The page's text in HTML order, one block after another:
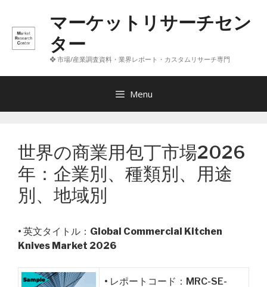
へ
マーケットリサーチセン
ター
❖ 市場/産業調査資料・業界レポート・カスタムリサーチ専門
Menu
世界の商業用包丁市場2026
年：企業別、種類別、用途
別、地域別
• 英文タイトル： Global Commercial Kitchen
Knives Market 2026
• レポートコード：MRC-SE-